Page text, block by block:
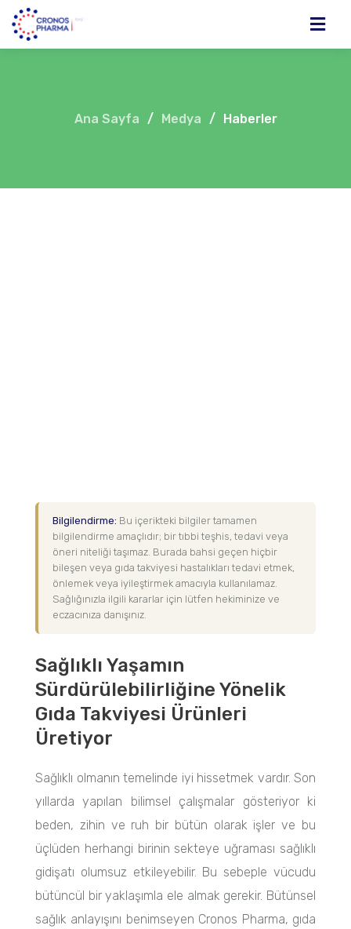
Ana Sayfa / Medya / Haberler
Bilgilendirme: Bu içerikteki bilgiler tamamen
bilgilendirme amaçlıdır; bir tıbbi teşhis, tedavi veya
öneri niteliği taşımaz. Burada bahsi geçen hiçbir
bileşen veya gıda takviyesi hastalıkları tedavi etmek,
önlemek veya iyileştirmek amacıyla kullanılamaz.
Sağlığınızla ilgili kararlar için lütfen hekiminize ve
eczacınıza danışınız.
Sağlıklı Yaşamın
Sürdürülebilirliğine Yönelik
Gıda Takviyesi Ürünleri
Üretiyor
Sağlıklı olmanın temelinde iyi hissetmek vardır. Son
yıllarda yapılan bilimsel çalışmalar gösteriyor ki
beden, zihin ve ruh bir bütün olarak işler ve bu
üçlüden herhangi birinin sekteye uğraması sağlıklı
gidişatı olumsuz etkileyebilir. Bu sebeple vücudu
bütüncül bir yaklaşımla ele almak gerekir. Bütünsel
sağlık anlayışını benimseyen Cronos Pharma, gıda